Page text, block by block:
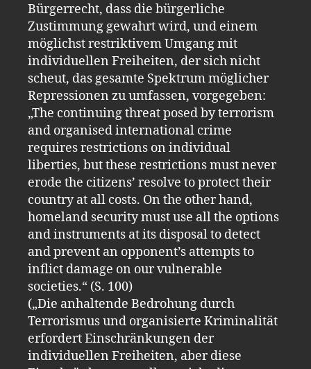
Bürgerrecht, dass die bürgerliche
Zustimmung gewahrt wird, und einem
möglichst restriktivem Umgang mit
individuellen Freiheiten, der sich nicht
scheut, das gesamte Spektrum möglicher
Repressionen zu umfassen, vorgegeben:
„The continuing threat posed by terrorism
and organised international crime
requires restrictions on individual
liberties, but these restrictions must never
erode the citizens’ resolve to protect their
country at all costs. On the other hand,
homeland security must use all the options
and instruments at its disposal to detect
and prevent an opponent’s attempts to
inflict damage on our vulnerable
societies.“ (S. 100)
(„Die anhaltende Bedrohung durch
Terrorismus und organisierte Kriminalität
erfordert Einschränkungen der
individuellen Freiheiten, aber diese